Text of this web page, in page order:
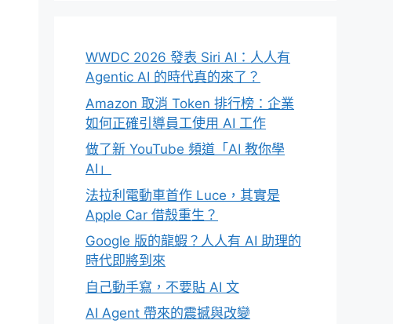
WWDC 2026 發表 Siri AI：人人有
Agentic AI 的時代真的來了？
Amazon 取消 Token 排行榜：企業
如何正確引導員工使用 AI 工作
做了新 YouTube 頻道「AI 教你學
AI」
法拉利電動車首作 Luce，其實是
Apple Car 借殼重生？
Google 版的龍蝦？人人有 AI 助理的
時代即將到來
自己動手寫，不要貼 AI 文
AI Agent 帶來的震撼與改變